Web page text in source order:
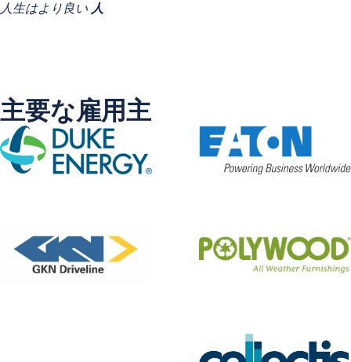
人生はより良い 人
主要な雇用主